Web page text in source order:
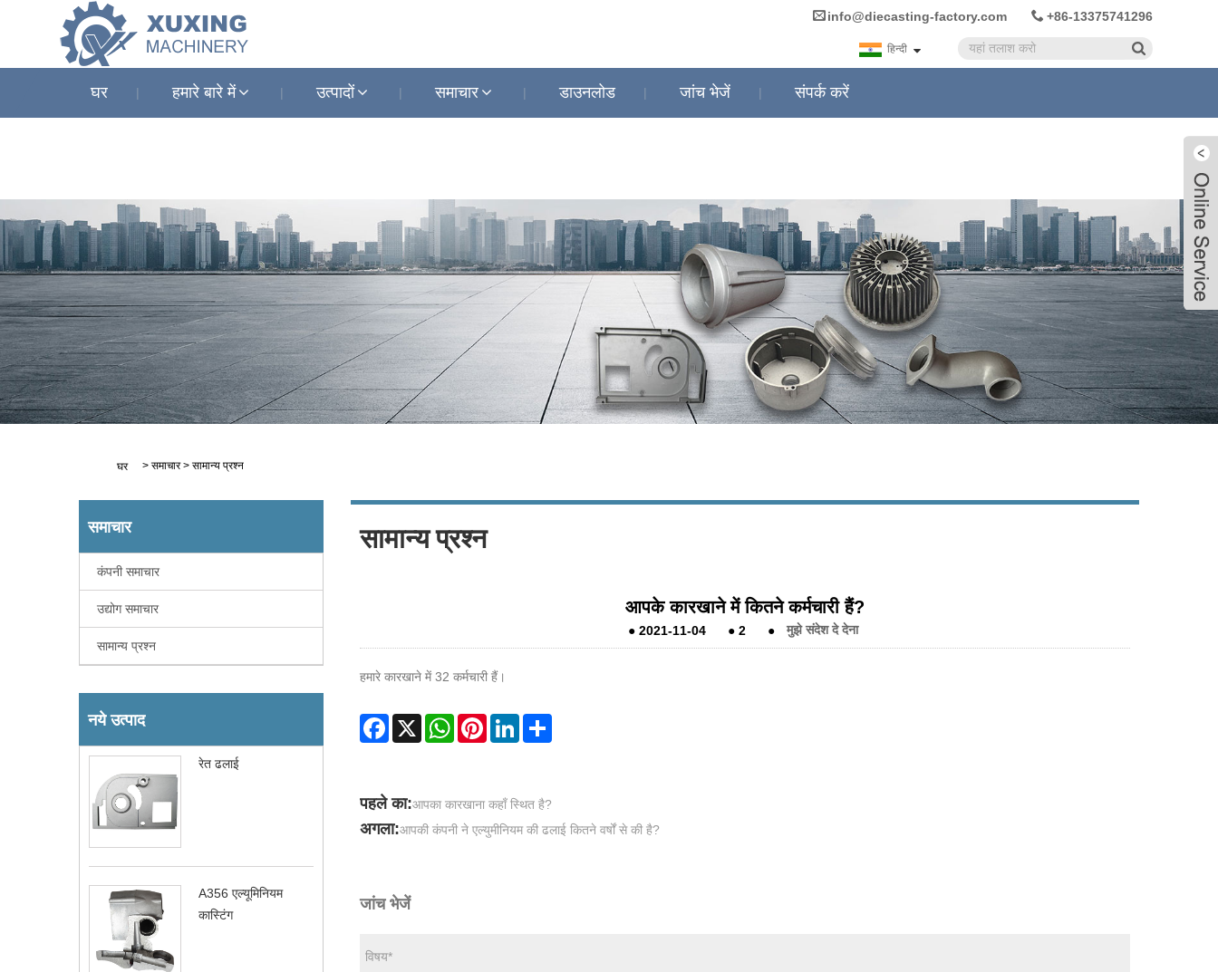
+86-13375741296
info@diecasting-factory.com
हिन्दी
घर हमारे बारे में उत्पादों समाचार डाउनलोड जांच भेजें संपर्क करें
घर > समाचार > सामान्य प्रश्न
समाचार
कंपनी समाचार
उद्योग समाचार
सामान्य प्रश्न
नये उत्पाद
रेत ढलाई
A356 एल्यूमिनियम
कास्टिंग
सामान्य प्रश्न
आपके कारखाने में कितने कर्मचारी हैं?
●2021-11-04 ●2 ● मुझे संदेश दे देना
हमारे कारखाने में 32 कर्मचारी हैं।
Facebook
X WhatsAppPinterestLinkedIn
पहले का:आपका कारखाना कहाँ स्थित है?
अगला:आपकी कंपनी ने एल्युमीनियम की ढलाई कितने वर्षों से की है?
जांच भेजें